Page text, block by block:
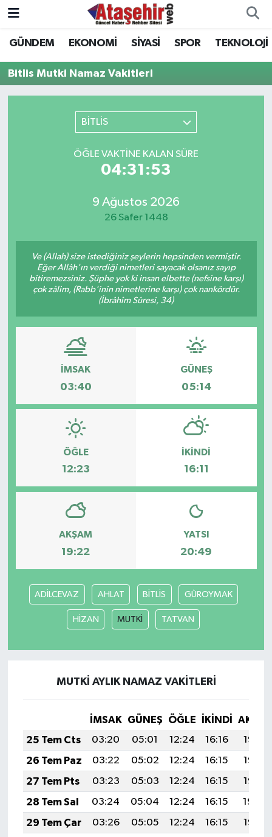
GÜNDEM EKONOMİ SİYASİ SPOR TEKNOLOJİ
Bitlis Mutki Namaz Vakitleri
BİTLİS
ÖĞLE VAKTINE KALAN SÜRE
04:31:53
9 Ağustos 2026
26 Safer 1448
Ve (Allah) size istediğiniz şeylerin hepsinden vermiştir.
Eğer Allâh'ın verdiği nimetleri sayacak olsanız sayıp
bitiremezsiniz. Şüphe yok ki insan elbette (nefsine karşı)
çok zâlim, (Rabb'inin nimetlerine karşı) çok nankördür.
(İbrâhîm Sûresi, 34)
İMSAK
03:40
GÜNEŞ
05:14
ÖĞLE
12:23
İKINDI
16:11
AKŞAM
19:22
YATSI
20:49
ADİLCEVAZ AHLAT BİTLİS GÜROYMAK
HİZAN MUTKİ TATVAN
MUTKİ AYLIK NAMAZ VAKITLERI
İMSAK GÜNEŞ ÖĞLE İKINDI
25 Tem Cts
03:20 05:01 12:24 16:16
19:37
26 Tem Paz
03:22 05:02 12:24 16:15
19:36
27 Tem Pts
03:23 05:03 12:24 16:15
19:35
28 Tem Sal
03:24 05:04 12:24 16:15
19:34
29 Tem Çar
03:26 05:05 12:24 16:15
19:33
Hava Durumu
Trafik Durumu
Son Dakika Haberleri